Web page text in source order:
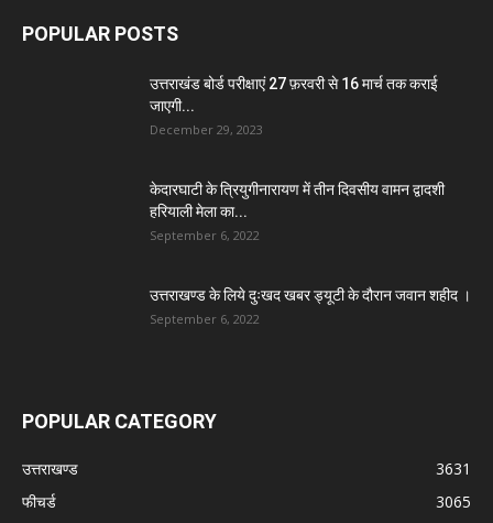
POPULAR POSTS
उत्तराखंड बोर्ड परीक्षाएं 27 फ़रवरी से 16 मार्च तक कराई
जाएगी...
December 29, 2023
केदारघाटी के त्रियुगीनारायण में तीन दिवसीय वामन द्वादशी
हरियाली मेला का...
September 6, 2022
उत्तराखण्ड के लिये दुःखद खबर ड्यूटी के दौरान जवान शहीद ।
September 6, 2022
POPULAR CATEGORY
उत्तराखण्ड
3631
फीचर्ड
3065